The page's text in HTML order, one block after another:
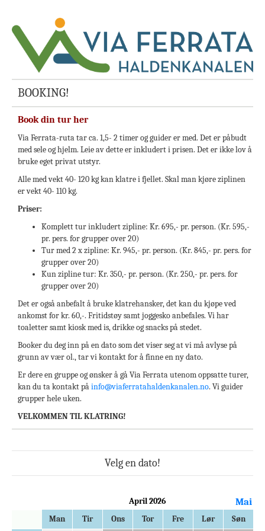
BOOKING!
Book din tur her
Via Ferrata-ruta tar ca. 1,5- 2 timer og guider er med. Det er påbudt
med sele og hjelm. Leie av dette er inkludert i prisen. Det er ikke lov å
bruke eget privat utstyr.
Alle med vekt 40- 120 kg kan klatre i fjellet. Skal man kjøre ziplinen
er vekt 40- 110 kg.
Priser:
Komplett tur inkludert zipline: Kr. 695,- pr. person. (Kr. 595,-
pr. pers. for grupper over 20)
Tur med 2 x zipline: Kr. 945,- pr. person. (Kr. 845,- pr. pers. for
grupper over 20)
Kun zipline tur: Kr. 350,- pr. person. (Kr. 250,- pr. pers. for
grupper over 20)
Det er også anbefalt å bruke klatrehansker, det kan du kjøpe ved
ankomst for kr. 60,-. Fritidstøy samt joggesko anbefales. Vi har
toaletter samt kiosk med is, drikke og snacks på stedet.
Booker du deg inn på en dato som det viser seg at vi må avlyse på
grunn av vær ol., tar vi kontakt for å finne en ny dato.
Er dere en gruppe og ønsker å gå Via Ferrata utenom oppsatte turer,
kan du ta kontakt påinfo@viaferratahaldenkanalen.no. Vi guider
grupper hele uken.
VELKOMMEN TIL KLATRING!
Velg en dato!
April 2026 Mai
Man Tir Ons Tor Fre Lør Søn